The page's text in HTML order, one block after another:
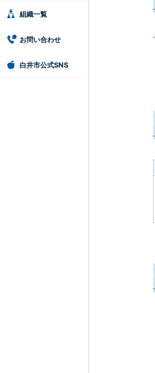
組織一覧
お問い合わせ
白井市公式SNS